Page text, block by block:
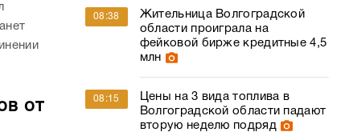
от
08:38
Жительница Волгоградской
области проиграла на
фейковой бирже кредитные 4,5
млн
08:15
Цены на 3 вида топлива в
Волгоградской области падают
вторую неделю подряд